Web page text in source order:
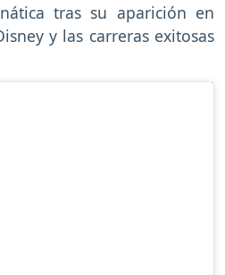
tras su aparición en
y las carreras exitosas